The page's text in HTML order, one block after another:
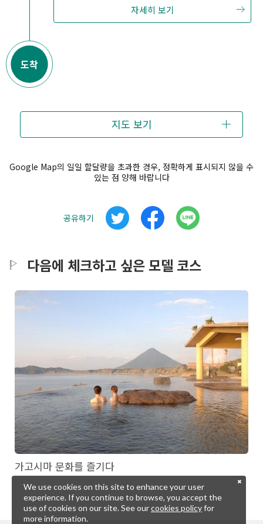
자세히 보기
도착
지도 보기
Google Map의 일일 할달량을 초과한 경우, 정확하게 표시되지 않을 수
있는 점 양해 바랍니다
공유하기
다음에 체크하고 싶은 모델 코스
가고시마 문화를 즐기다
We use cookies on this site to enhance your user
experience. If you continue to browse, you accept the
use of cookies on our site. See ourcookies policyfor
more information.